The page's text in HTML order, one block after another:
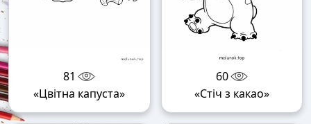
81
«Цвітна капуста»
60
«Стіч з какао»